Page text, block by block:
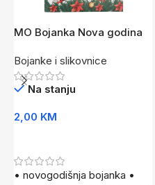
MO Bojanka Nova godina
Bojanke i slikovnice
Na stanju
2,00 KM
• novogodišnja bojanka •